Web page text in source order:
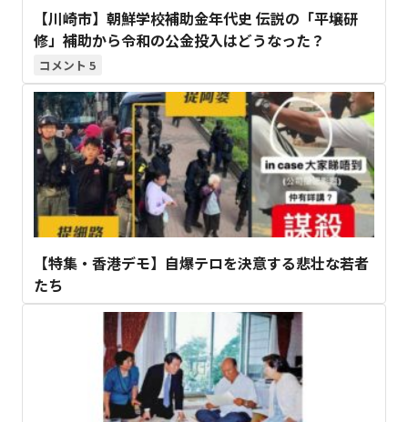
【川崎市】朝鮮学校補助金年代史 伝説の「平壌研
修」補助から令和の公金投入はどうなった？
5
【特集・香港デモ】自爆テロを決意する悲壮な若者
たち